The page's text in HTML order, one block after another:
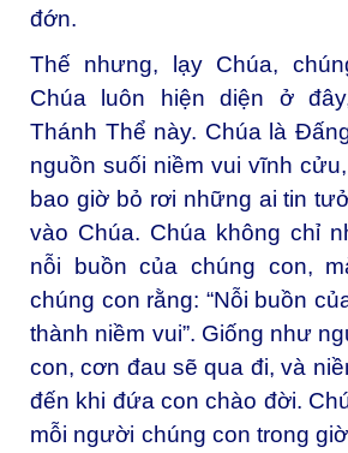
đớn.
Thế nhưng, lạy Chúa,
Chúa luôn hiện diện ở
Thánh Thể này. Chúa là
nguồn suối niềm vui vĩnh
bao giờ bỏ rơi những ai tin
vào Chúa. Chúa không chỉ
nỗi buồn của chúng con,
chúng con rằng: “Nỗi buồn
thành niềm vui”. Giống như
con, cơn đau sẽ qua đi, và
đến khi đứa con chào đời.
mỗi người chúng con trong